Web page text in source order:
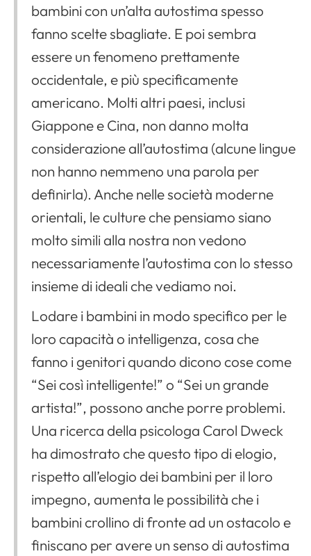
bambini con un’alta autostima spesso
fanno scelte sbagliate. E poi sembra
essere un fenomeno prettamente
occidentale, e più specificamente
americano. Molti altri paesi, inclusi
Giappone e Cina, non danno molta
considerazione all’autostima (alcune lingue
non hanno nemmeno una parola per
definirla). Anche nelle società moderne
orientali, le culture che pensiamo siano
molto simili alla nostra non vedono
necessariamente l’autostima con lo stesso
insieme di ideali che vediamo noi.
Lodare i bambini in modo specifico per le
loro capacità o intelligenza, cosa che
fanno i genitori quando dicono cose come
“Sei così intelligente!” o “Sei un grande
artista!”, possono anche porre problemi.
Una ricerca della psicologa Carol Dweck
ha dimostrato che questo tipo di elogio,
rispetto all’elogio dei bambini per il loro
impegno, aumenta le possibilità che i
bambini crollino di fronte ad un ostacolo e
finiscano per avere un senso di autostima